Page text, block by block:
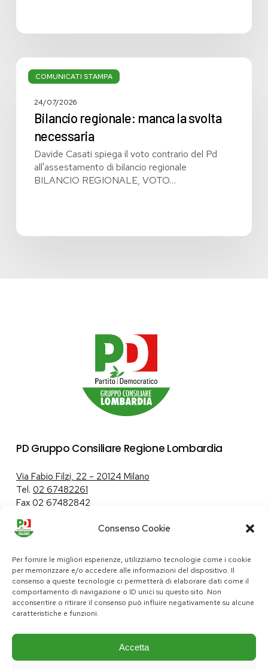
Consenso Cookie
Per fornire le migliori esperienze, utilizziamo tecnologie come i cookie
per memorizzare e/o accedere alle informazioni del dispositivo. Il
consenso a queste tecnologie ci permetterà di elaborare dati come il
comportamento di navigazione o ID unici su questo sito. Non
acconsentire o ritirare il consenso può influire negativamente su alcune
caratteristiche e funzioni.
Accetta
COMUNICATI STAMPA
Bilancio
regionale:
svolta
24/07/2026
Bilancio regionale: manca la svolta
necessaria
Davide Casati spiega il voto contrario del Pd
all'assestamento di bilancio regionale
BILANCIO REGIONALE, VOTO…
PD Gruppo Consiliare Regione Lombardia
Via Fabio Filzi, 22 – 20124 Milano
Tel. 02 67482261
Fax 02 67482842
Tutela dei dati personali|Politica sui cookie
pd@consiglio.regione.lombardia.it
ufficiostampa.pd@consiglio.regione.lombardia.it
Pagine Facebook Gruppo Consiliare PD LombardiaPagina Messenger Gruppo Consiliare PD LombardiaPagina Instagram Gruppo PD LombardiaPagina Youtube Gruppo PD Lombardia